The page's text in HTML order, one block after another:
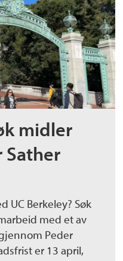
midler
Sather
UC Berkeley? Søk
med et av
Peder
er 13 april,